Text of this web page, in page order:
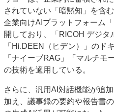
されていない「暗黙知」を含
企業向けAIプラットフォーム
開しており、「RICOH デジタ
「Hi.DEEN（ヒデン）」のド
「ナイーブRAG」「マルチモ
の技術を適用している。
さらに、汎用AI対話機能が追
加え、議事録の要約や報告書